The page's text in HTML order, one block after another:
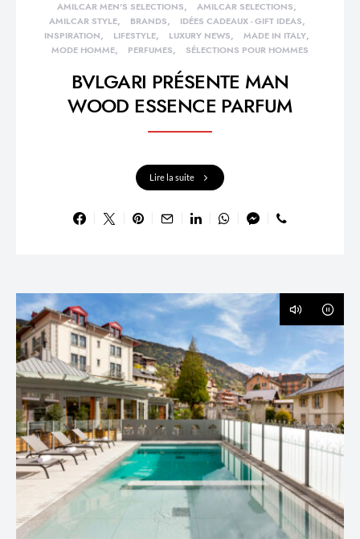
AMILCAR MEN'S SELECTIONS
AMILCAR SELECTIONS
AMILCAR STYLE
BRANDS
IDÉES CADEAUX - GIFT IDEAS
INSPIRATION
LIFESTYLE LUXURY NEWS
MADE IN ITALY
MODE HOMME
PERFUMES SÉLECTIONS POUR HOMMES
BVLGARI PRÉSENTE MAN
WOOD ESSENCE PARFUM
Lire la suite